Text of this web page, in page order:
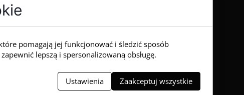
pomagają jej funkcjonować i śledzić sposób
lepszą i spersonalizowaną obsługę.
Ustawienia Zaakceptuj wszystkie